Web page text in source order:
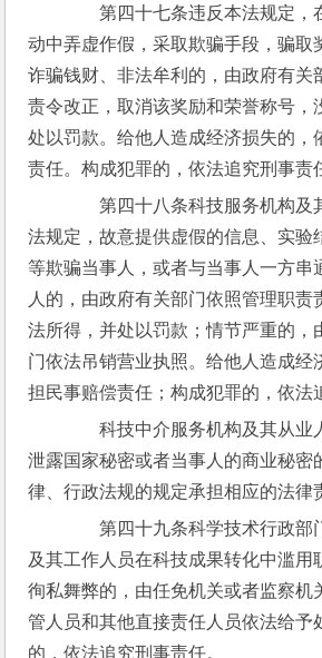
第四十七条违反本法规定，
动中弄虚作假，采取欺骗手段，骗取
诈骗钱财、非法牟利的，由政府有关
责令改正，取消该奖励和荣誉称号，
处以罚款。给他人造成经济损失的，
责任。构成犯罪的，依法追究刑事责
第四十八条科技服务机构及
法规定，故意提供虚假的信息、实验
等欺骗当事人，或者与当事人一方串
人的，由政府有关部门依照管理职责
法所得，并处以罚款；情节严重的，
门依法吊销营业执照。给他人造成经
担民事赔偿责任；构成犯罪的，依法
科技中介服务机构及其从业
泄露国家秘密或者当事人的商业秘密
律、行政法规的规定承担相应的法律
第四十九条科学技术行政部
及其工作人员在科技成果转化中滥用
徇私舞弊的，由任免机关或者监察机
管人员和其他直接责任人员依法给予
的，依法追究刑事责任。